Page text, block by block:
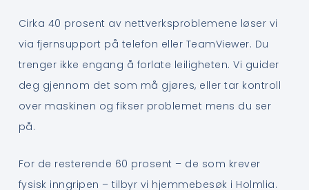
Cirka 40 prosent av nettverksproblemene løser vi
via fjernsupport på telefon eller TeamViewer. Du
trenger ikke engang å forlate leiligheten. Vi guider
deg gjennom det som må gjøres, eller tar kontroll
over maskinen og fikser problemet mens du ser
på.
For de resterende 60 prosent – de som krever
fysisk inngripen – tilbyr vi hjemmebesøk i Holmlia.